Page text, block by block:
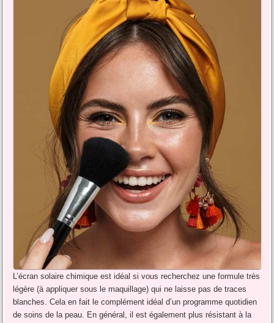
L’écran solaire chimique est idéal si vous recherchez une formule très
légère (à appliquer sous le maquillage) qui ne laisse pas de traces
blanches. Cela en fait le complément idéal d’un programme quotidien
de soins de la peau. En général, il est également plus résistant à la